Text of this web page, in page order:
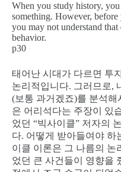
When you study history,
something. However,
you may not understand
behavior.
p30
태어난 시대가 다르면 투
논리적입니다. 그러므로,
(보통 과거겠죠)를 분석해
은 어리석다는 주장이 있
었던 “빅사이클” 저자의
다. 어떻게 받아들여야 하
이클 이론은 그 나름의 논
었던 큰 사건들이 영향을